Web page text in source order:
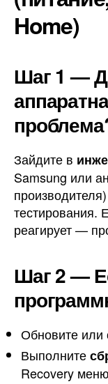
Home)
Шаг 1 —
Зайдите в
Samsung или
тестирования.
реагирует —
Шаг 2 —
Обновите или
Выполните
Recovery